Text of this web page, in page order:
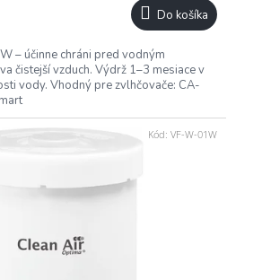
Do košíka
– účinne chráni pred vodným
čistejší vzduch. Výdrž 1–3 mesiace v
vody. Vhodný pre zvlhčovače: CA-
Kód: VF-W-01W